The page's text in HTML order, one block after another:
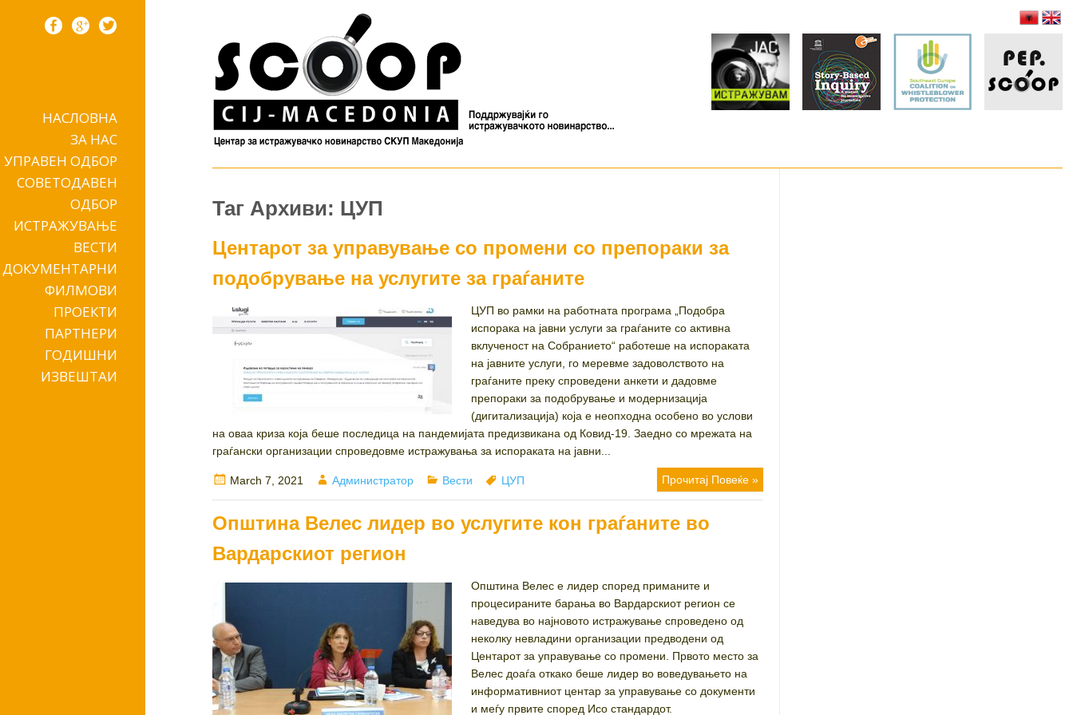
Skip to contentНАСЛОВНА
ЗА НАС
УПРАВЕН ОДБОР
СОВЕТОДАВЕН
ОДБОР
ИСТРАЖУВАЊЕ
ВЕСТИ
ДОКУМЕНТАРНИ
ФИЛМОВИ
ПРОЕКТИ
ПАРТНЕРИ
ГОДИШНИ
ИЗВЕШТАИ
Таг Архиви: ЦУП
Центарот за управување со промени со препораки за
подобрување на услугите за граѓаните
ЦУП во рамки на работната програма „Подобра
испорака на јавни услуги за граѓаните со активна
вклученост на Собранието“ работеше на испораката
на јавните услуги, го меревме задоволството на
граѓаните преку спроведени анкети и дадовме
препораки за подобрување и модернизација
(дигитализација) која е неопходна особено во услови
на оваа криза која беше последица на пандемијата предизвикана од Ковид-19. Заедно со мрежата на
граѓански организации спроведовме истражувања за испораката на јавни...
Posted
on
March 7, 2021 Author
Администратор Categories
Вести Tags
ЦУП Прочитај Повеќе »
Општина Велес лидер во услугите кон граѓаните во
Вардарскиот регион
Општина Велес е лидер според приманите и
процесираните барања во Вардарскиот регион се
наведува во најновото истражување спроведено од
неколку невладини организации предводени од
Центарот за управување со промени. Првото место за
Велес доаѓа откако беше лидер во воведувањето на
информативниот центар за управување со документи
и меѓу првите според Исо стандардот.